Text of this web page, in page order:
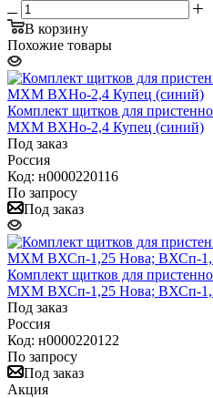
В корзину
Похожие товары
Комплект щитков для
МХМ ВХНо-2,4 Купец (синий)
Под заказ
Россия
Код: н0000220116
По запросу
Под заказ
Комплект щитков для
МХМ ВХСп-1,25 Нова; ВХСп-
Под заказ
Россия
Код: н0000220122
По запросу
Под заказ
Акция